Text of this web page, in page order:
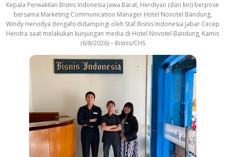
Kepala Perwakilan Bisnis Indonesia Jawa Barat, Herdiyan (dari kiri) berpose
bersama Marketing Communication Manager Hotel Novotel Bandung,
Windy Hervidya (tengah) didampingi oleh Staf Bisnis Indonesia Jabar Cecep
Hendra saat melakukan kunjungan media di Hotel Novotel Bandung, Kamis
(6/8/2026) – Bisnis/CHS